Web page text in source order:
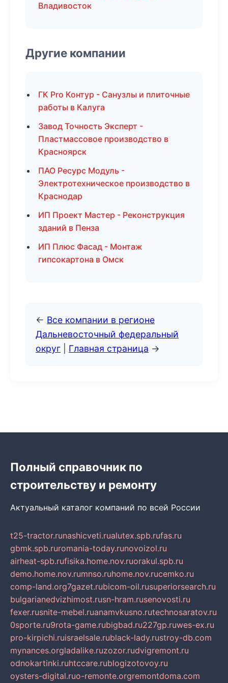
Владивосток
Другие компании
ГК Pro Контур - Санузлы и плиточные
работы в Калуга
Завод Точность Эксперт -
Пластмассовое производство в
Красноярск
ПАО Ресурс Модуль -
Электротехническое производство в
Краснодар
ИП Проект Мастер - Реконструкция
зданий в Пенза
ИП Плюс Фасад - Монтаж
гипсокартона в Омск
← Все компании в регионе
Дальневосточный федеральный
округ
Главная страница →
Полный справочник по
строительству и ремонту
Актуальный каталог компаний по всей России
t25-tractor.runashicveti.rualutex.spb.rufas.ru
gbmk.spb.ruromania-today.runovoizol.ru
airheat-spb.rufisika.home.nov.ruorakul.spb.ru
demo.home.nov.rumnso.ruhome.nov.rucemko.ru
comp-land.org7gazet.rubicom-oil.rusuperiorsearch.ru
bulgarianedvizhimost.rusn-hram.rusenovosti.ru
fexer.rusnite-mebel.ruanamvkusno.rutechnosaratov.ru
0sporte.ru9rota-game.rubigbad.ru227gp.ruwes-ex.ru
pro-kirpichi.ruisraelsale.rublack-lady.rustroy-db.com
mynances.orgladalike.ruzozor.rudvigremont.ru
odnokartinki.ruhtccare.rublogizotovoy.ru
oysters-digital.ruo-remonte.orgremontdoma.com